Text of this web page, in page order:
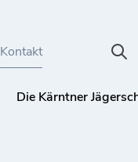
Kontakt
Die Kärntner